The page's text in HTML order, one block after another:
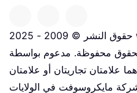
حقوق النشر © 2009 - 2025 www.extendoffice.com. |
تجاريتان أو علامتان
مايكروسوفت في الولايات